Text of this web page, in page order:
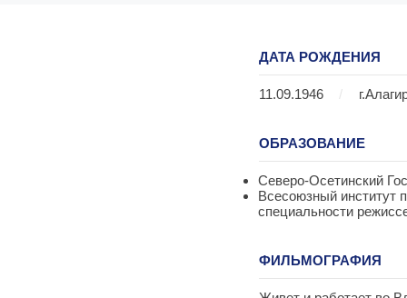
ДАТА РОЖДЕНИЯ
11.09.1946 /
ОБРАЗОВАНИЕ
Северо-Осетинский
Всесоюзный институт
специальности
ФИЛЬМОГРАФИЯ